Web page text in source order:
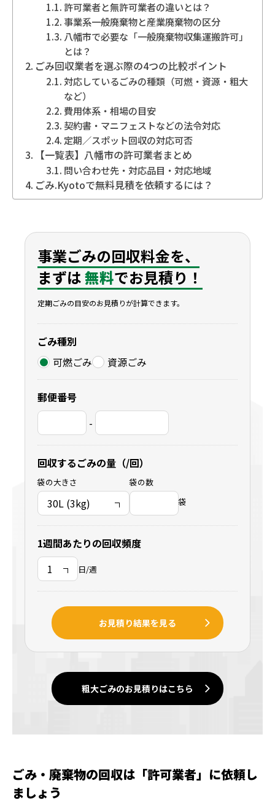
許可業者と無許可業者の違いとは？
事業系一般廃棄物と産業廃棄物の区分
八幡市で必要な「一般廃棄物収集運搬許可」
とは？
ごみ回収業者を選ぶ際の4つの比較ポイント
対応しているごみの種類（可燃・資源・粗大
など）
費用体系・相場の目安
契約書・マニフェストなどの法令対応
定期／スポット回収の対応可否
【一覧表】八幡市の許可業者まとめ
問い合わせ先・対応品目・対応地域
ごみ.Kyotoで無料見積を依頼するには？
事業ごみの回収料金を、
まずは無料でお見積り！
定期ごみの目安のお見積りが計算できます。
ごみ種別
可燃ごみ
資源ごみ
郵便番号
-
回収するごみの量（/回）
袋の大きさ
袋の数
袋
1週間あたりの回収頻度
日/週
お見積り結果を見る
粗大ごみのお見積りはこちら
ごみ・廃棄物の回収は「許可業者」に依頼し
ましょう